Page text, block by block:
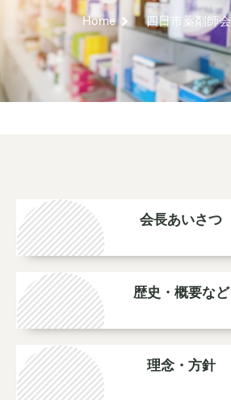
Home 四日市薬剤師
会長あいさつ
歴史・概要など
理念・方針